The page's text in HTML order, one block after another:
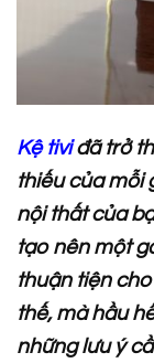
Kệ tiviđã trở
thiếu của mỗi
nội thất của
tạo nên một
thuận tiện
thế, mà hầu
những lưu ý